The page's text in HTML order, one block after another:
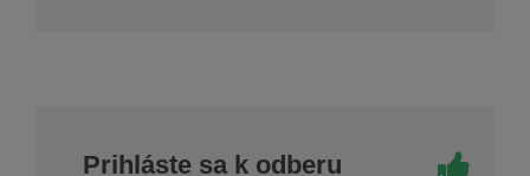
Prihláste sa k odberu